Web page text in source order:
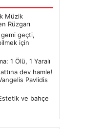
Müzik
Rüzgarı
gemi geçti,
için
1 Ölü, 1 Yaralı
dev hamle!
Pavlidis
ve bahçe